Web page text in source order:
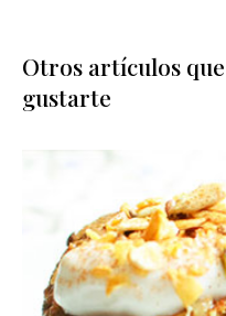
Otros artículos
gustarte